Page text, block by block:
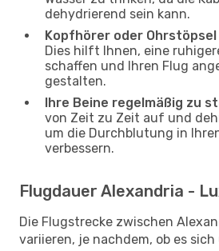
dehydrierend sein kann.
Kopfhörer oder
Dies hilft Ihnen, eine
schaffen und Ihren Flug
gestalten.
Ihre Beine regelmäßig zu
von Zeit zu Zeit auf und
um die Durchblutung in
verbessern.
Flugdauer Alexandria -
Die Flugstrecke zwischen
variieren, je nachdem, ob es